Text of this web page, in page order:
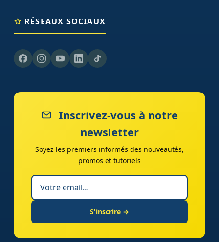
RÉSEAUX SOCIAUX
Inscrivez-vous à notre
newsletter
Soyez les premiers informés des nouveautés,
promos et tutoriels
S'inscrire →